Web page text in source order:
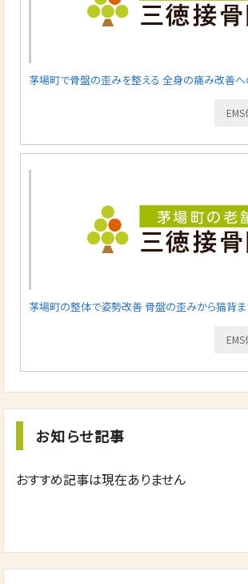
茅場町で骨盤の歪みを整える 全身の痛み改善
茅場町の整体で姿勢改善 骨盤の歪みから猫背
お知らせ記事
おすすめ記事は現在ありません